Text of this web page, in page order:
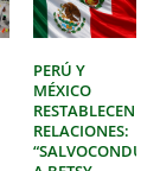
PERÚ Y
MÉXICO
RESTABLECEN
RELACIONES: